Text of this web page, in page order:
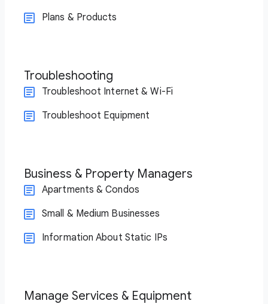
Plans & Products
Troubleshooting
Troubleshoot Internet & Wi-Fi
Troubleshoot Equipment
Business & Property Managers
Apartments & Condos
Small & Medium Businesses
Information About Static IPs
Manage Services & Equipment